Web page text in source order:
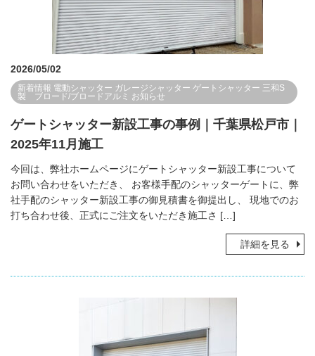
2026/05/02
新着情報 電動シャッター ガレージシャッター ゲートシャッター 三和S
製 ブロード/ブロードアルミ お知らせ
ゲートシャッター新設工事の事例｜千葉県松戸市｜
2025年11月施工
今回は、弊社ホームページにゲートシャッター新設工事について
お問い合わせをいただき、 お客様手配のシャッターゲートに、弊
社手配のシャッター新設工事の御見積書を御提出し、 現地でのお
打ち合わせ後、正式にご注文をいただき施工さ […]
詳細を見る